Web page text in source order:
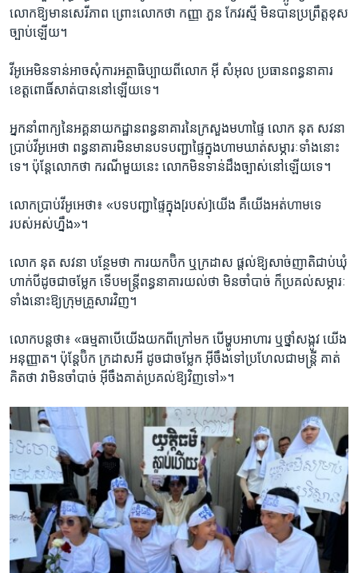
លោក​ឱ្យ​មាន​សេរីភាព​ ព្រោះ​លោក​ថា ​កញ្ញា ភួន កែវរស្មី ​មិន​បាន​ប្រព្រឹត្ត​ខុស​
ច្បាប់​ឡើយ។​
វីអូអេ​មិន​ទាន់​អាច​សុំ​ការ​អត្ថាធិប្បាយ​ពី​លោក​ អ៊ី សំអុល​ ប្រធាន​ពន្ធនាគារ​
ខេត្ដ​ពោធិ៍សាត់​បាន​នៅ​ឡើយ​ទេ។​
អ្នក​នាំ​ពាក្យ​នៃ​អគ្គ​នាយកដ្ឋាន​ពន្ធនាគារ​នៃ​ក្រសួង​មហាផ្ទៃ​ លោក ​នុត សវនា ​
ប្រាប់​វីអូអេ​ថា​ ពន្ធនាគារ​មិន​មាន​បទ​បញ្ជា​ផ្ទៃ​ក្នុង​ហាម​ឃាត់​សម្ភារៈ​ទាំង​នោះ​
ទេ។​ ប៉ុន្តែ​លោក​ថា​ ករណី​មួយ​នេះ លោក​មិន​ទាន់​ដឹង​ច្បាស់​នៅ​ឡើយ​ទេ។​
លោក​ប្រាប់​វីអូអេ​ថា៖ ​«បទបញ្ជា​ផ្ទៃ​ក្នុង​[របស់]​យើង ​គឺ​យើង​អត់ហាម​ទេ ​
របស់​អស់​ហ្នឹង»។​
លោក ​នុត សវនា ​បន្ថែម​ថា ​ការ​យក​ប៊ិក​ ឬ​ក្រដាស​ ផ្តល់​ឱ្យ​សាច់​ញាតិ​ជាប់​ឃុំ
​ហាក់​បី​ដូចជា​ចម្លែក ​ទើប​មន្ត្រី​ពន្ធនាគារ​យល់​ថា​ ​មិន​ចាំបាច់​ ក៏​ប្រគល់​សម្ភារៈ​
ទាំង​នោះ​ឱ្យ​ក្រុម​គ្រួសារ​វិញ។​
លោក​បន្ត​ថា៖ ​«ធម្មតា​បើ​យើង​យក​ពី​ក្រៅ​មក​ ​បើ​ម្ហូប​អាហារ​ ឬ​ថ្នាំ​សង្កូវ​ យើង​
អនុញ្ញាត។​ ប៉ុន្តែ​ប៊ិក ​ក្រដាស​អី​ ដូចជា​ចម្លែក​ អ៊ីចឹង​ទៅ​ប្រហែល​ជា​មន្ត្រី​ គាត់​
គិត​ថា​ វា​មិន​ចាំបាច់ ​អ៊ីចឹង​គាត់​ប្រគល់​ឱ្យ​វិញ​ទៅ»។